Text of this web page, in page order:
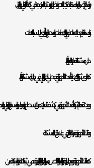
و رشح الأرض بالمياه مما تجد تفكيك البلاط وظهور الحشرات المزعجة في كافة أنحاء المباني والمنازل.
و انسداد دائم يحدث بالبلاعات في بيارات الحمامات والمطابخ وأحياناً يؤدي لانسداد البلاعات.
حل مشكلة تسربات المياه نهائياً
كما لدى شركة اركان طيبة أحدث الأجهزة التي تعطي الحل النهائي في حل المشكلة نهائياً.
و حيث تقدم الشركة أحدث الأجهزة في كشف التسربات من الاسطح والمواسير والمسابح
و فتلك الأجهزة وفرت النجاح التام في علاج تلك المشكلة.
كما فتلك الأجهزة تقوم بحل زيادة فاتورة المياه والتخلص من الرطوبة الزائدة بالمنازل وتحمي شبكات المياه والسباكة من